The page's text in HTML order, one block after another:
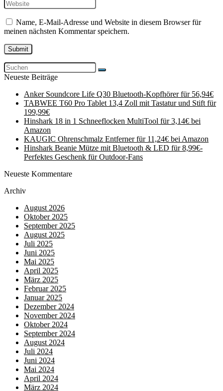
Name, E-Mail-Adresse und Website in diesem Browser für
meinen nächsten Kommentar speichern.
Neueste Beiträge
Anker Soundcore Life Q30 Bluetooth-Kopfhörer für 56,94€
TABWEE T60 Pro Tablet 13,4 Zoll mit Tastatur und Stift für
199,99€
Hinshark 18 in 1 Schneeflocken MultiTool für 3,14€ bei
Amazon
KAUGIC Ohrenschmalz Entferner für 11,24€ bei Amazon
Hinshark Beanie Mütze mit Bluetooth & LED für 8,99€-
Perfektes Geschenk für Outdoor-Fans
Neueste Kommentare
Archiv
August 2026
Oktober 2025
September 2025
August 2025
Juli 2025
Juni 2025
Mai 2025
April 2025
März 2025
Februar 2025
Januar 2025
Dezember 2024
November 2024
Oktober 2024
September 2024
August 2024
Juli 2024
Juni 2024
Mai 2024
April 2024
März 2024